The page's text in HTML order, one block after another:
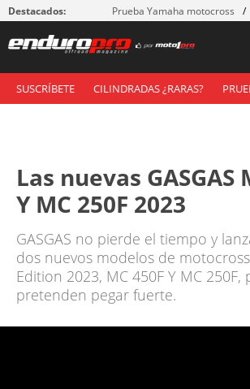
Destacados: Prueba Yamaha motocross
SUSCRÍBETE CILINDRADAS ¿RARAS?
Las nuevas GASGAS
Y MC 250F 2023
GASGAS no pierde el tiempo y
dos nuevos modelos de
Edition 2023, MC 450F Y MC 250F,
pretenden pegar fuerte.